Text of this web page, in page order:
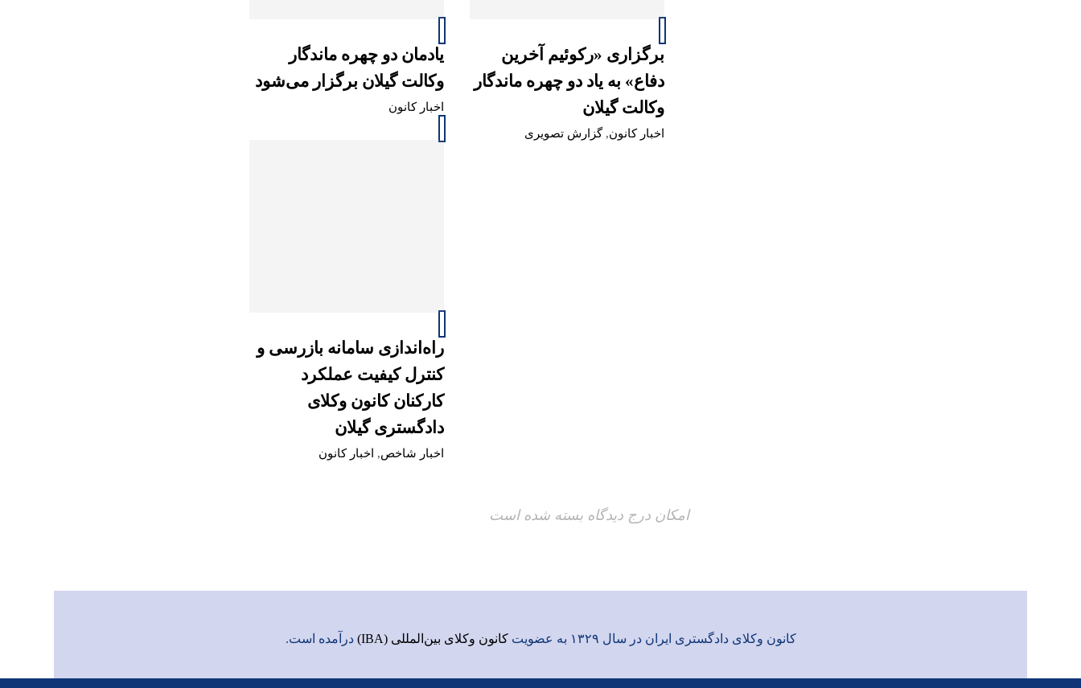
برگزاری «رکوئیم آخرین
دفاع» به یاد دو چهره ماندگار
وکالت گیلان
اخبار کانون,گزارش تصویری
یادمان دو چهره ماندگار
وکالت گیلان برگزار می‌شود
اخبار کانون
راه‌اندازی سامانه بازرسی و
کنترل کیفیت عملکرد
کارکنان کانون وکلای
دادگستری گیلان
اخبار شاخص, اخبار کانون
امکان درج دیدگاه بسته شده است
کانون وکلای دادگستری ایران در سال ۱۳۲۹ به عضویت کانون وکلای بین‌المللی (IBA) درآمده است.